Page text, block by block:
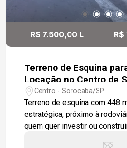
R$ 7.500,00 L
Terreno de Esquina
Locação no Centro de
Centro - Sorocaba/SP
Terreno de esquina com 448
estratégica, próximo à
quem quer investir ou construir! - Região